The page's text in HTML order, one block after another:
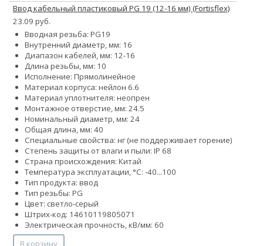
Ввод кабельный пластиковый PG 19 (12-16 мм) (Fortisflex)
23.09 руб.
Вводная резьба: PG19
Внутренний диаметр, мм: 16
Диапазон кабелей, мм: 12-16
Длина резьбы, мм: 10
Исполнение: Прямолинейное
Материал корпуса: нейлон 6.6
Материал уплотнителя: неопрен
Монтажное отверстие, мм: 24.5
Номинальный диаметр, мм: 24
Общая длина, мм: 40
Специальные свойства: нг (не поддерживает горение)
Степень защиты от влаги и пыли: IP 68
Страна происхождения: Китай
Температура эксплуатации, °С: -40...100
Тип продукта: ввод
Тип резьбы: PG
Цвет: светло-серый
Штрих-код: 14610119805071
Электрическая прочность, кВ/мм: 60
В корзину